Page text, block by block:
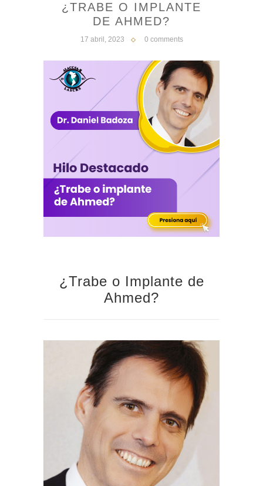
¿TRABE O IMPLANTE
DE AHMED?
17 abril, 2023 0 comments
¿Trabe o Implante de
Ahmed?